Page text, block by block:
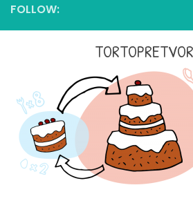
FOLLOW: